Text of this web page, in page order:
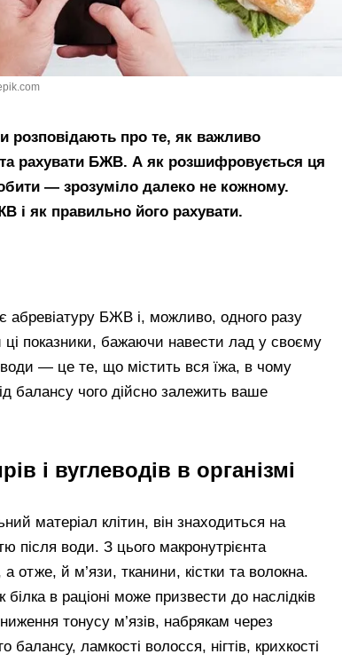
розповідають про те, як важливо
рахувати БЖВ. А як розшифровується ця
— зрозуміло далеко не кожному.
і як правильно його рахувати.
абревіатуру БЖВ і, можливо, одного разу
ці показники, бажаючи навести лад у своєму
— це те, що містить вся їжа, в чому
балансу чого дійсно залежить ваше
і вуглеводів в організмі
матеріал клітин, він знаходиться на
після води. З цього макронутрієнта
отже, й м’язи, тканини, кістки та волокна.
білка в раціоні може призвести до наслідків
тонусу м’язів, набрякам через
ламкості волосся, нігтів, крихкості